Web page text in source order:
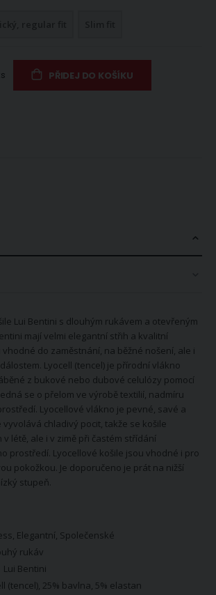
PŘIDEJ DO KOŠÍKU
Lui Bentini s dlouhým rukávem a otevřeným
mají velmi elegantní střih a kvalitní
do zaměstnání, na běžné nošení, ale i
Lyocell (tencel) je přírodní vlákno
z bukové nebo dubové celulózy pomocí
se o přelom ve výrobě textilií, nadmíru
Lyocellové vlákno je pevné, savé a
vyvolává chladivý pocit, takže se košile
létě, ale i v zimě při častém střídání
prostředí. Lyocellové košile jsou vhodné i pro
pokožkou. Je doporučeno je prát na nižší
stupeň.
Elegantní, Společenské
rukáv
Lui Bentini
(tencel), 25% bavlna, 5% elastan